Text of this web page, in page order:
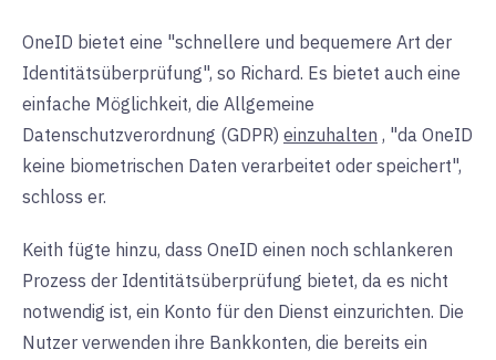
OneID bietet eine "schnellere und bequemere Art der
Identitätsüberprüfung", so Richard. Es bietet auch eine
einfache Möglichkeit, die Allgemeine
Datenschutzverordnung (GDPR) einzuhalten , "da OneID
keine biometrischen Daten verarbeitet oder speichert",
schloss er.
Keith fügte hinzu, dass OneID einen noch schlankeren
Prozess der Identitätsüberprüfung bietet, da es nicht
notwendig ist, ein Konto für den Dienst einzurichten. Die
Nutzer verwenden ihre Bankkonten, die bereits ein